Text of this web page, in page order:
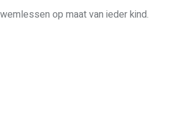
op maat van ieder kind.